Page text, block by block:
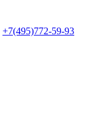
+7(495)772-59-93